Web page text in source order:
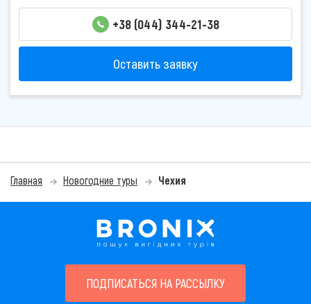
+38 (044) 344-21-38
Оставить заявку
Главная Новогодние туры Чехия
ПОДПИСАТЬСЯ НА РАССЫЛКУ